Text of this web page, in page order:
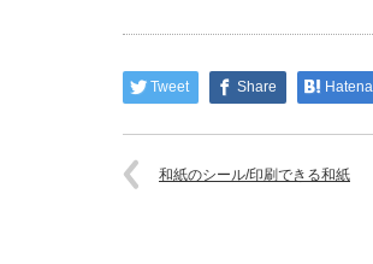
Tweet Share Hatena
和紙のシール/印刷できる和紙